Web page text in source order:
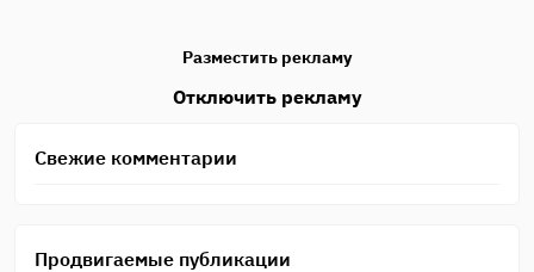
Разместить рекламу
Отключить рекламу
Свежие комментарии
Продвигаемые публикации